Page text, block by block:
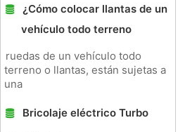
¿Cómo colocar llantas de un
vehículo todo terreno
ruedas de un vehículo todo
terreno o llantas, están sujetas a
una
Bricolaje eléctrico Turbo